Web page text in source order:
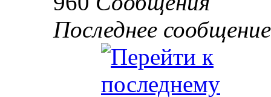
Последнее сообщение